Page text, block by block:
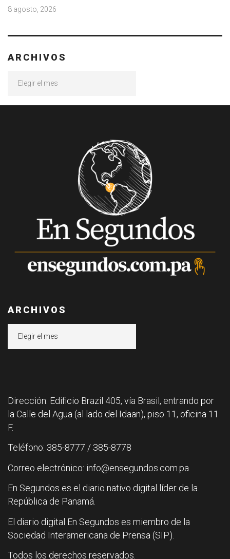
8 agosto, 2026
ARCHIVOS
ARCHIVOS
Dirección: Edificio Brazil 405, vía Brasil, entrando por
la Calle del Agua (al lado del Idaan), piso 11, oficina 11
F.
Teléfono: 385-8777 / 385-8778
Correo electrónico: info@ensegundos.com.pa
En Segundos es el diario nativo digital líder de la
República de Panamá.
El diario digital En Segundos es miembro de la
Sociedad Interamericana de Prensa (SIP).
Todos los derechos reservados.